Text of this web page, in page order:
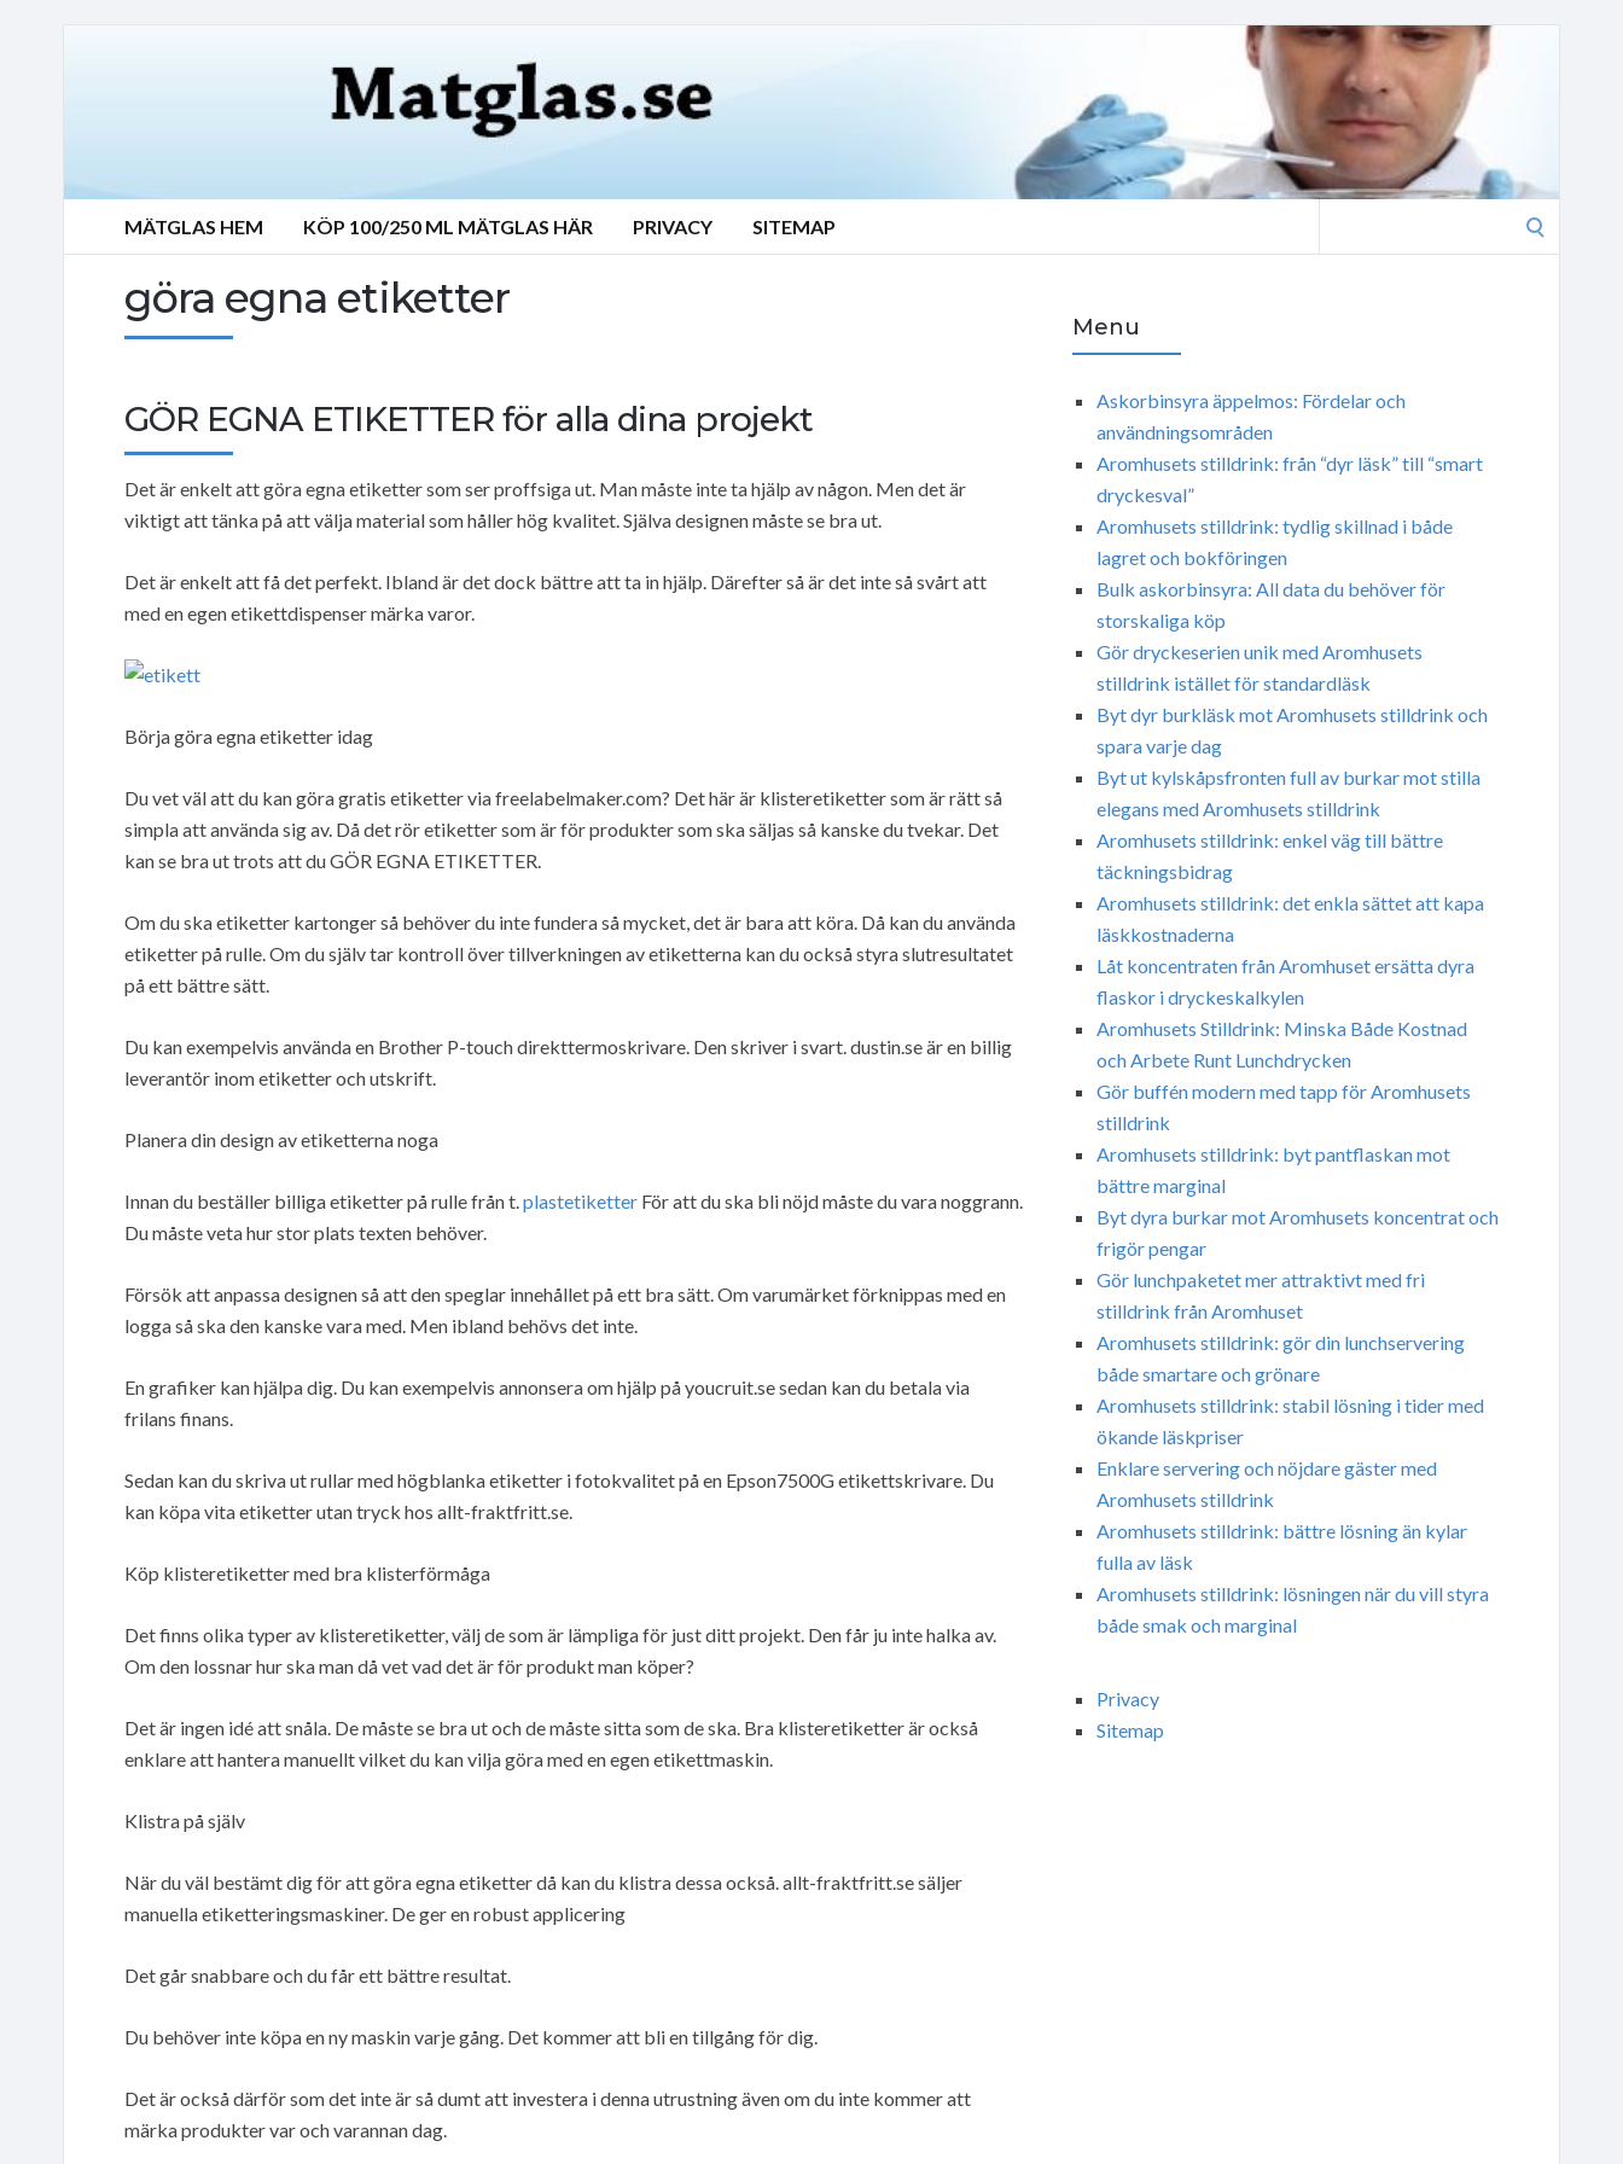
MÄTGLAS HEM KÖP 100/250 ML MÄTGLAS HÄR PRIVACY SITEMAP
göra egna etiketter
GÖR EGNA ETIKETTER för alla dina projekt
Det är enkelt att göra egna etiketter som ser proffsiga ut. Man måste inte ta hjälp av någon. Men det är
viktigt att tänka på att välja material som håller hög kvalitet. Själva designen måste se bra ut.
Det är enkelt att få det perfekt. Ibland är det dock bättre att ta in hjälp. Därefter så är det inte så svårt att
med en egen etikettdispenser märka varor.
Börja göra egna etiketter idag
Du vet väl att du kan göra gratis etiketter via freelabelmaker.com? Det här är klisteretiketter som är rätt så
simpla att använda sig av. Då det rör etiketter som är för produkter som ska säljas så kanske du tvekar. Det
kan se bra ut trots att du GÖR EGNA ETIKETTER.
Om du ska etiketter kartonger så behöver du inte fundera så mycket, det är bara att köra. Då kan du använda
etiketter på rulle. Om du själv tar kontroll över tillverkningen av etiketterna kan du också styra slutresultatet
på ett bättre sätt.
Du kan exempelvis använda en Brother P-touch direkttermoskrivare. Den skriver i svart. dustin.se är en billig
leverantör inom etiketter och utskrift.
Planera din design av etiketterna noga
Innan du beställer billiga etiketter på rulle från t.plastetiketter För att du ska bli nöjd måste du vara noggrann.
Du måste veta hur stor plats texten behöver.
Försök att anpassa designen så att den speglar innehållet på ett bra sätt. Om varumärket förknippas med en
logga så ska den kanske vara med. Men ibland behövs det inte.
En grafiker kan hjälpa dig. Du kan exempelvis annonsera om hjälp på youcruit.se sedan kan du betala via
frilans finans.
Sedan kan du skriva ut rullar med högblanka etiketter i fotokvalitet på en Epson7500G etikettskrivare. Du
kan köpa vita etiketter utan tryck hos allt-fraktfritt.se.
Köp klisteretiketter med bra klisterförmåga
Det finns olika typer av klisteretiketter, välj de som är lämpliga för just ditt projekt. Den får ju inte halka av.
Om den lossnar hur ska man då vet vad det är för produkt man köper?
Det är ingen idé att snåla. De måste se bra ut och de måste sitta som de ska. Bra klisteretiketter är också
enklare att hantera manuellt vilket du kan vilja göra med en egen etikettmaskin.
Klistra på själv
När du väl bestämt dig för att göra egna etiketter då kan du klistra dessa också. allt-fraktfritt.se säljer
manuella etiketteringsmaskiner. De ger en robust applicering
Det går snabbare och du får ett bättre resultat.
Du behöver inte köpa en ny maskin varje gång. Det kommer att bli en tillgång för dig.
Det är också därför som det inte är så dumt att investera i denna utrustning även om du inte kommer att
märka produkter var och varannan dag.
Menu
Askorbinsyra äppelmos: Fördelar och
användningsområden
Aromhusets stilldrink: från “dyr läsk” till “smart
dryckesval”
Aromhusets stilldrink: tydlig skillnad i både
lagret och bokföringen
Bulk askorbinsyra: All data du behöver för
storskaliga köp
Gör dryckeserien unik med Aromhusets
stilldrink istället för standardläsk
Byt dyr burkläsk mot Aromhusets stilldrink och
spara varje dag
Byt ut kylskåpsfronten full av burkar mot stilla
elegans med Aromhusets stilldrink
Aromhusets stilldrink: enkel väg till bättre
täckningsbidrag
Aromhusets stilldrink: det enkla sättet att kapa
läskkostnaderna
Låt koncentraten från Aromhuset ersätta dyra
flaskor i dryckeskalkylen
Aromhusets Stilldrink: Minska Både Kostnad
och Arbete Runt Lunchdrycken
Gör buffén modern med tapp för Aromhusets
stilldrink
Aromhusets stilldrink: byt pantflaskan mot
bättre marginal
Byt dyra burkar mot Aromhusets koncentrat och
frigör pengar
Gör lunchpaketet mer attraktivt med fri
stilldrink från Aromhuset
Aromhusets stilldrink: gör din lunchservering
både smartare och grönare
Aromhusets stilldrink: stabil lösning i tider med
ökande läskpriser
Enklare servering och nöjdare gäster med
Aromhusets stilldrink
Aromhusets stilldrink: bättre lösning än kylar
fulla av läsk
Aromhusets stilldrink: lösningen när du vill styra
både smak och marginal
Privacy
Sitemap